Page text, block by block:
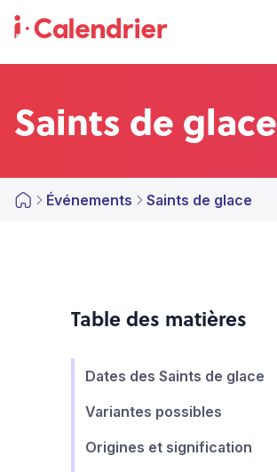
Saints de glace
Événements Saints de glace
Table des matières
Dates des Saints de glace
Variantes possibles
Origines et signification